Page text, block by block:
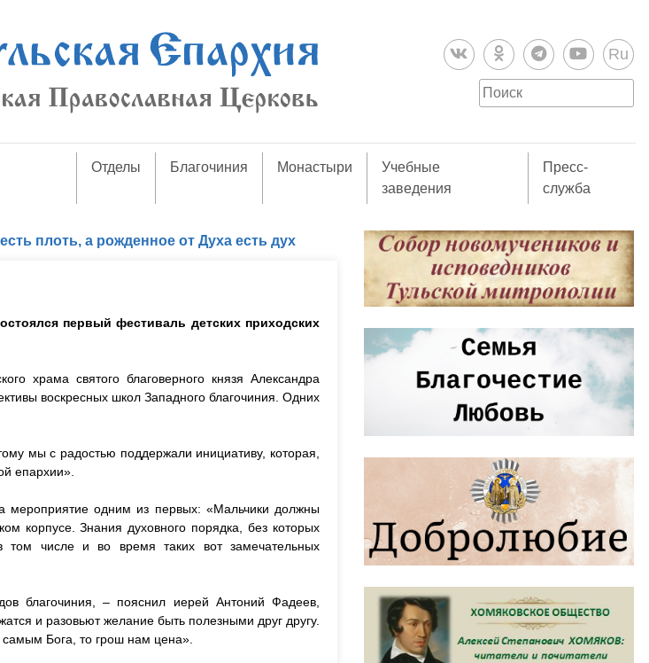
Ru
Отделы Благочиния Монастыри
Учебные
заведения
Пресс-
служба
плоть, а рожденное от Духа есть дух
первый фестиваль детских приходских
храма святого благоверного князя Александра
воскресных школ Западного благочиния. Одних
мы с радостью поддержали инициативу, которая,
епархии».
мероприятие одним из первых: «Мальчики должны
корпусе. Знания духовного порядка, без которых
том числе и во время таких вот замечательных
благочиния, – пояснил иерей Антоний Фадеев,
и разовьют желание быть полезными друг другу.
Бога, то грош нам цена».